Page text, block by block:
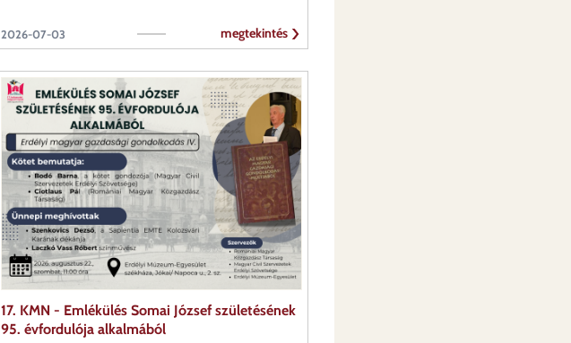
2026-07-03 megtekintés
17. KMN - Emlékülés Somai József születésének
95. évfordulója alkalmából